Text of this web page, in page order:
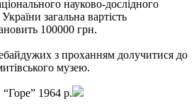
науково-дослідного
загальна вартість
100000 грн.
з проханням долучитися до
музею.
1964 р.